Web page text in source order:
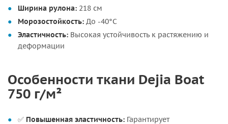
Ширина рулона: 218 см
Морозостойкость: До -40°C
Эластичность: Высокая устойчивость к растяжению и
деформации
Особенности ткани Dejia Boat
750 г/м²
✅ Повышенная эластичность: Гарантирует